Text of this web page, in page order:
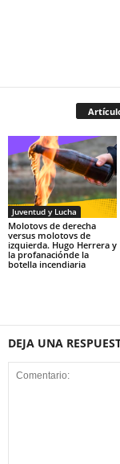
Juventud y Lucha
Molotovs de derecha
versus molotovs de
izquierda. Hugo Herrera y
la profanaciónde la
botella incendiaria
DEJA UNA